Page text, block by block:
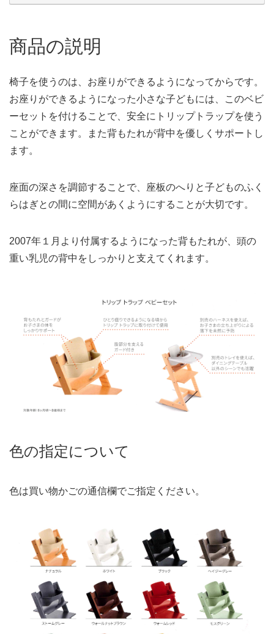
商品の説明
椅子を使うのは、お座りができるようになってからです。
お座りができるようになった小さな子どもには、このベビ
ーセットを付けることで、安全にトリップトラップを使う
ことができます。また背もたれが背中を優しくサポートし
ます。
座面の深さを調節することで、座板のへりと子どものふく
らはぎとの間に空間があくようにすることが大切です。
2007年１月より付属するようになった背もたれが、頭の
重い乳児の背中をしっかりと支えてくれます。
色の指定について
色は買い物かごの通信欄でご指定ください。